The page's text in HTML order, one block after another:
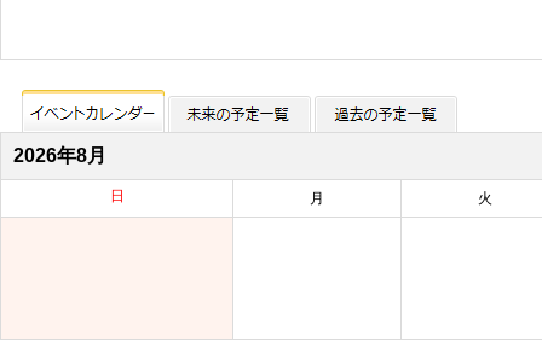
2026年8月
日 月 火